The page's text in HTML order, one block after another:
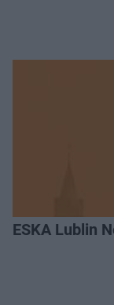
ESKA Lublin